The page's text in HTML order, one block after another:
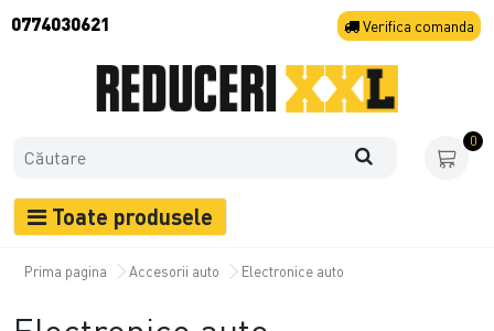
0774030621 Verifica comanda
0
Toate produsele
Prima pagina Accesorii auto Electronice auto